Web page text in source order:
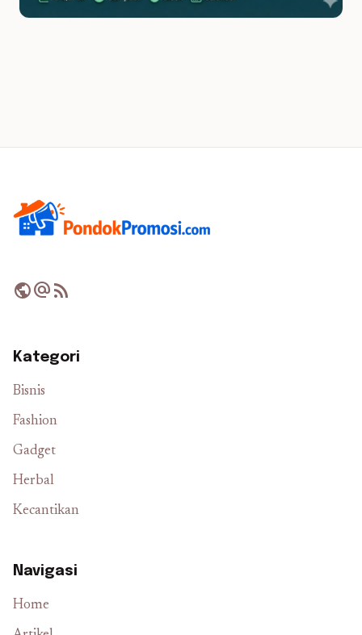
publicalternate_emailrss_feed
Kategori
Bisnis
Fashion
Gadget
Herbal
Kecantikan
Navigasi
Home